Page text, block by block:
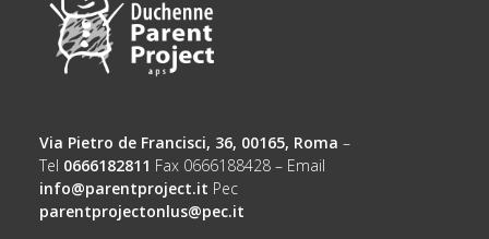
Via Pietro de Francisci, 36, 00165, Roma –
Tel 0666182811 Fax 0666188428 – Email
info@parentproject.it Pec
parentprojectonlus@pec.it